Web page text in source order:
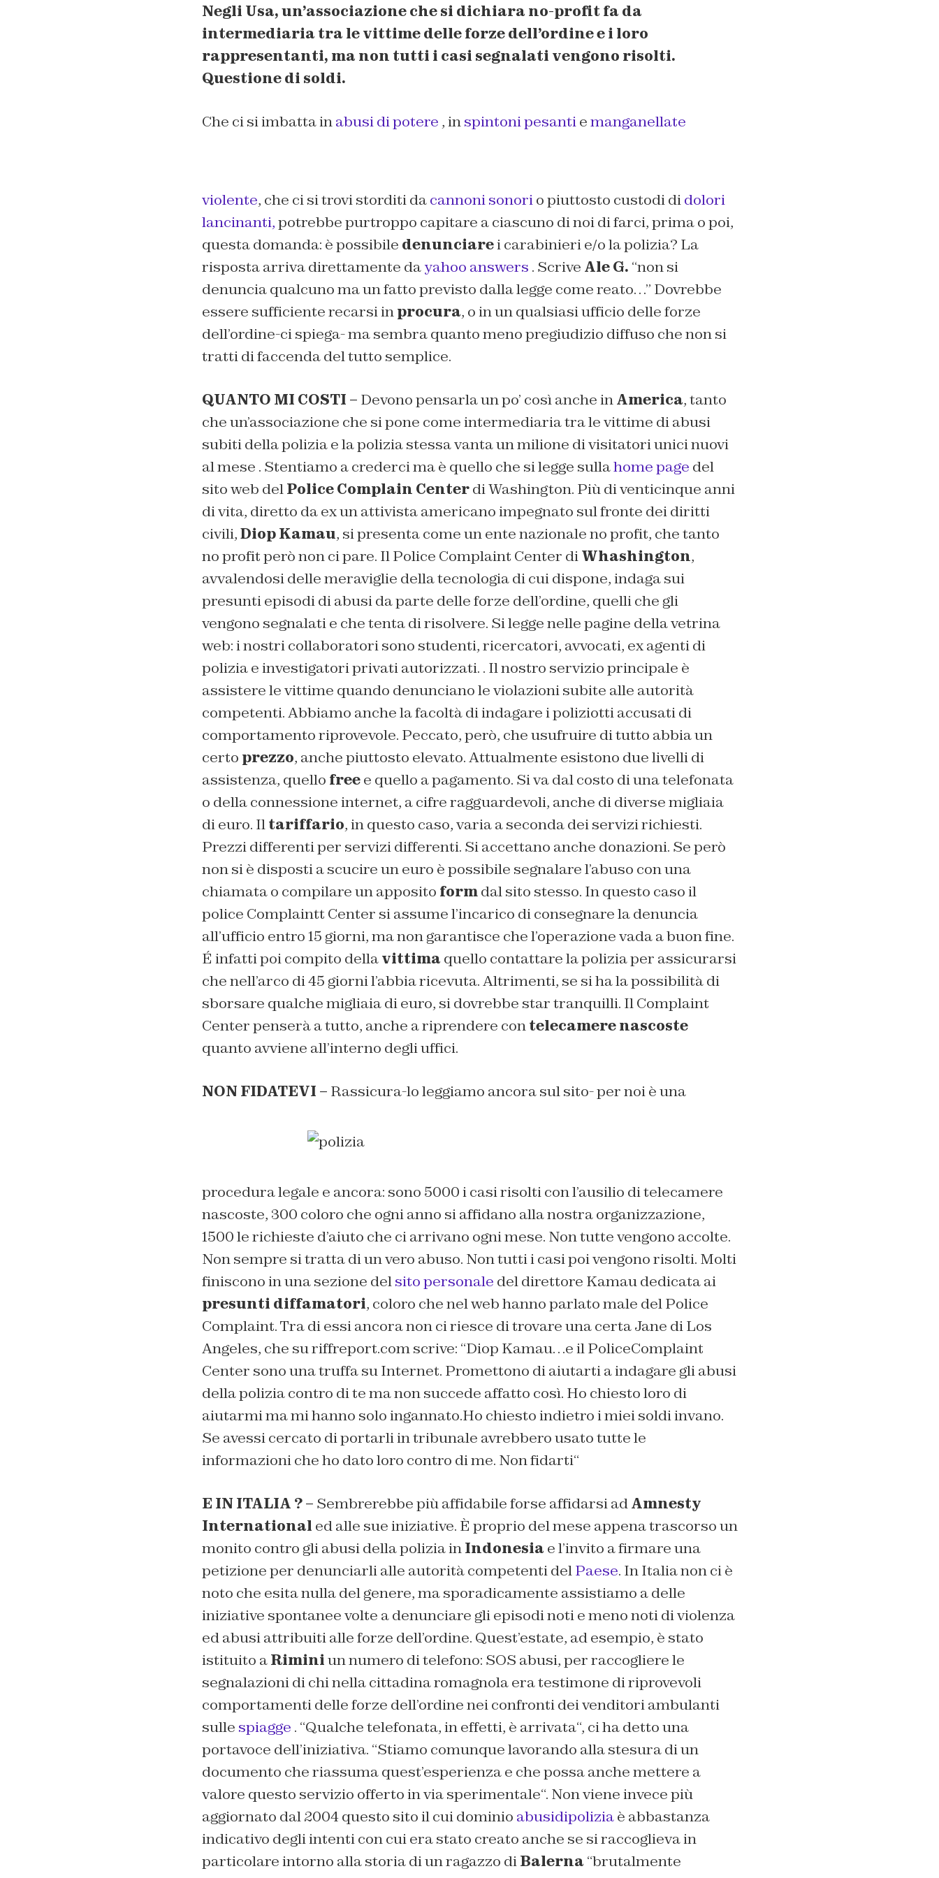
Negli Usa, un’associazione che si dichiara no-profit fa da
intermediaria tra le vittime delle forze dell’ordine e i loro
rappresentanti, ma non tutti i casi segnalati vengono risolti.
Questione di soldi.
Che ci si imbatta inabusi di potere , inspintoni pesantiemanganellate
violente, che ci si trovi storditi dacannoni sonorio piuttosto custodi didolori
lancinanti,potrebbe purtroppo capitare a ciascuno di noi di farci, prima o poi,
questa domanda: è possibile denunciarei carabinieri e/o la polizia? La
risposta arriva direttamente dayahoo answers . Scrive Ale G. “non si
denuncia qualcuno ma un fatto previsto dalla legge come reato…” Dovrebbe
essere sufficiente recarsi inprocura, o in un qualsiasi ufficio delle forze
dell’ordine-ci spiega- ma sembra quanto meno pregiudizio diffuso che non si
tratti di faccenda del tutto semplice.
QUANTO MI COSTI – Devono pensarla un po’ così anche inAmerica, tanto
che un’associazione che si pone come intermediaria tra le vittime di abusi
subiti della polizia e la polizia stessa vanta un milione di visitatori unici nuovi
al mese . Stentiamo a crederci ma è quello che si legge sullahome page del
sito web delPolice Complain Centerdi Washington. Più di venticinque anni
di vita, diretto da ex un attivista americano impegnato sul fronte dei diritti
civili,Diop Kamau, si presenta come un ente nazionale no profit, che tanto
no profit però non ci pare. Il Police Complaint Center diWhashington,
avvalendosi delle meraviglie della tecnologia di cui dispone, indaga sui
presunti episodi di abusi da parte delle forze dell’ordine, quelli che gli
vengono segnalati e che tenta di risolvere. Si legge nelle pagine della vetrina
web:i nostri collaboratori sono studenti, ricercatori, avvocati, ex agenti di
polizia e investigatori privati autorizzati. . Il nostro servizio principale è
assistere le vittime quando denunciano le violazioni subite alle autorità
competenti. Abbiamo anche la facoltà di indagare i poliziotti accusati di
comportamento riprovevole. Peccato, però, che usufruire di tutto abbia un
certo prezzo, anche piuttosto elevato. Attualmente esistono due livelli di
assistenza, quello freee quello a pagamento. Si va dal costo di una telefonata
o della connessione internet, a cifre ragguardevoli, anche di diverse migliaia
di euro. Iltariffario, in questo caso, varia a seconda dei servizi richiesti.
Prezzi differenti per servizi differenti. Si accettano anche donazioni. Se però
non si è disposti a scucire un euro è possibile segnalare l’abuso con una
chiamata o compilare un apposito formdal sito stesso. In questo caso il
police Complaintt Center si assume l’incarico di consegnare la denuncia
all’ufficio entro 15 giorni, ma non garantisce che l’operazione vada a buon fine.
É infatti poi compito dellavittima quello contattare la polizia per assicurarsi
che nell’arco di 45 giorni l’abbia ricevuta. Altrimenti, se si ha la possibilità di
sborsare qualche migliaia di euro, si dovrebbe star tranquilli. Il Complaint
Center penserà a tutto, anche a riprendere contelecamere nascoste
quanto avviene all’interno degli uffici.
NON FIDATEVI – Rassicura-lo leggiamo ancora sul sito- per noi è una
procedura legale e ancora: sono 5000 i casi risolti con l’ausilio di telecamere
nascoste, 300 coloro che ogni anno si affidano alla nostra organizzazione,
1500 le richieste d’aiuto che ci arrivano ogni mese. Non tutte vengono accolte.
Non sempre si tratta di un vero abuso. Non tutti i casi poi vengono risolti. Molti
finiscono in una sezione delsito personale del direttore Kamau dedicata ai
presunti diffamatori, coloro che nel web hanno parlato male del Police
Complaint. Tra di essi ancora non ci riesce di trovare una certa Jane di Los
Angeles, che su riffreport.com scrive: “Diop Kamau…e il PoliceComplaint
Center sono una truffa su Internet. Promettono di aiutarti a indagare gli abusi
della polizia contro di te ma non succede affatto così. Ho chiesto loro di
aiutarmi ma mi hanno solo ingannato.Ho chiesto indietro i miei soldi invano.
Se avessi cercato di portarli in tribunale avrebbero usato tutte le
informazioni che ho dato loro contro di me. Non fidarti“
E IN ITALIA ? – Sembrerebbe più affidabile forse affidarsi adAmnesty
International ed alle sue iniziative. È proprio del mese appena trascorso un
monito contro gli abusi della polizia inIndonesia e l’invito a firmare una
petizione per denunciarli alle autorità competenti delPaese. In Italia non ci è
noto che esita nulla del genere, ma sporadicamente assistiamo a delle
iniziative spontanee volte a denunciare gli episodi noti e meno noti di violenza
ed abusi attribuiti alle forze dell’ordine. Quest’estate, ad esempio, è stato
istituito aRiminiun numero di telefono: SOS abusi,per raccogliere le
segnalazioni di chi nella cittadina romagnola era testimone di riprovevoli
comportamenti delle forze dell’ordine nei confronti dei venditori ambulanti
sulle spiagge . “Qualche telefonata, in effetti, è arrivata“, ci ha detto una
portavoce dell’iniziativa. “Stiamo comunque lavorando alla stesura di un
documento che riassuma quest’esperienza e che possa anche mettere a
valore questo servizio offerto in via sperimentale“. Non viene invece più
aggiornato dal 2004 questo sito il cui dominio abusidipoliziaè abbastanza
indicativo degli intenti con cui era stato creato anche se si raccoglieva in
particolare intorno alla storia di un ragazzo diBalerna “brutalmente